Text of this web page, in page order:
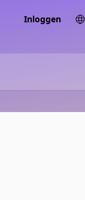
Inloggen